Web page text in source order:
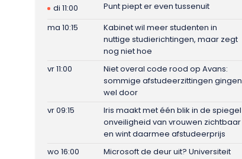
di 11:00
Punt piept er even tussenuit
ma 10:15
Kabinet wil meer studenten in
nuttige studierichtingen, maar zegt
nog niet hoe
vr 11:00
Niet overal code rood op Avans:
sommige afstudeerzittingen gingen
wel door
vr 09:15
Iris maakt met één blik in de spiegel
onveiligheid van vrouwen zichtbaar
en wint daarmee afstudeerprijs
wo 16:00
Microsoft de deur uit? Universiteit